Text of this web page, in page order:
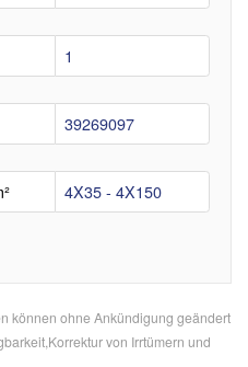
1
39269097
4X35 - 4X150
können ohne Ankündigung geändert
von Irrtümern und